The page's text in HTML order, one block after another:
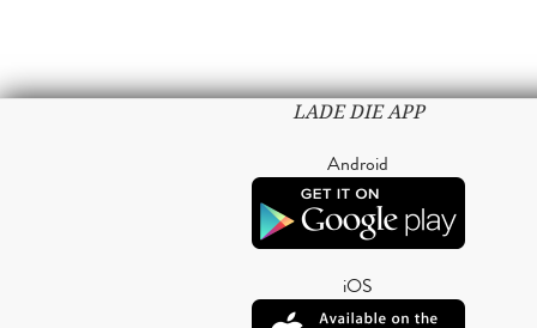
LADE DIE APP
Android
iOS